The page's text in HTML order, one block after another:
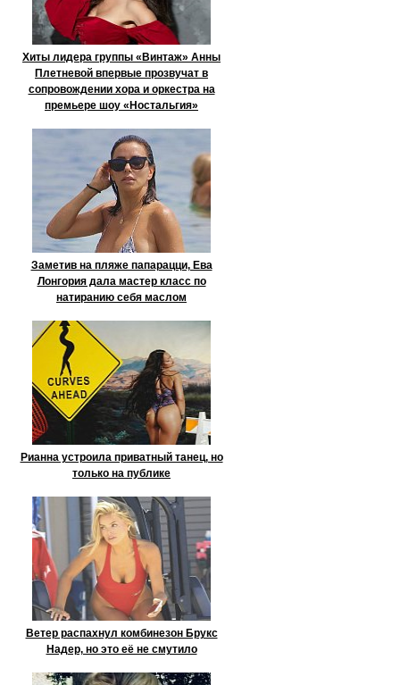
Хиты лидера группы «Винтаж» Анны
Плетневой впервые прозвучат в
сопровождении хора и оркестра на
премьере шоу «Ностальгия»
Заметив на пляже папарацци, Ева
Лонгория дала мастер класс по
натиранию себя маслом
Рианна устроила приватный танец, но
только на публике
Ветер распахнул комбинезон Брукс
Надер, но это её не смутило